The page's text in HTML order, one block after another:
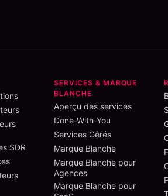
SDR
SERVICES & MARQUE
BLANCHE
Aperçu des services
Done-With-You
Services Gérés
Marque Blanche
Marque Blanche pour
Agences
Marque Blanche pour